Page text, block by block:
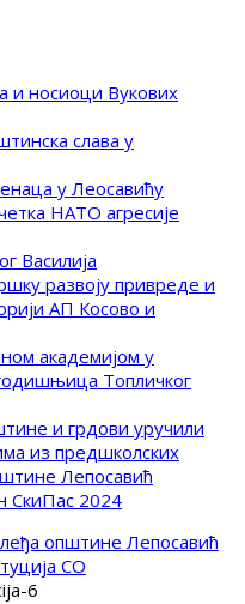
и носиоци Вукових
слава у
у Леосавићу
НАТО агресије
Василија
развоју привреде и
АП Косово и
академијом у
Топличког
и грдови уручили
из предшколских
Лепосавић
2024
СО
6